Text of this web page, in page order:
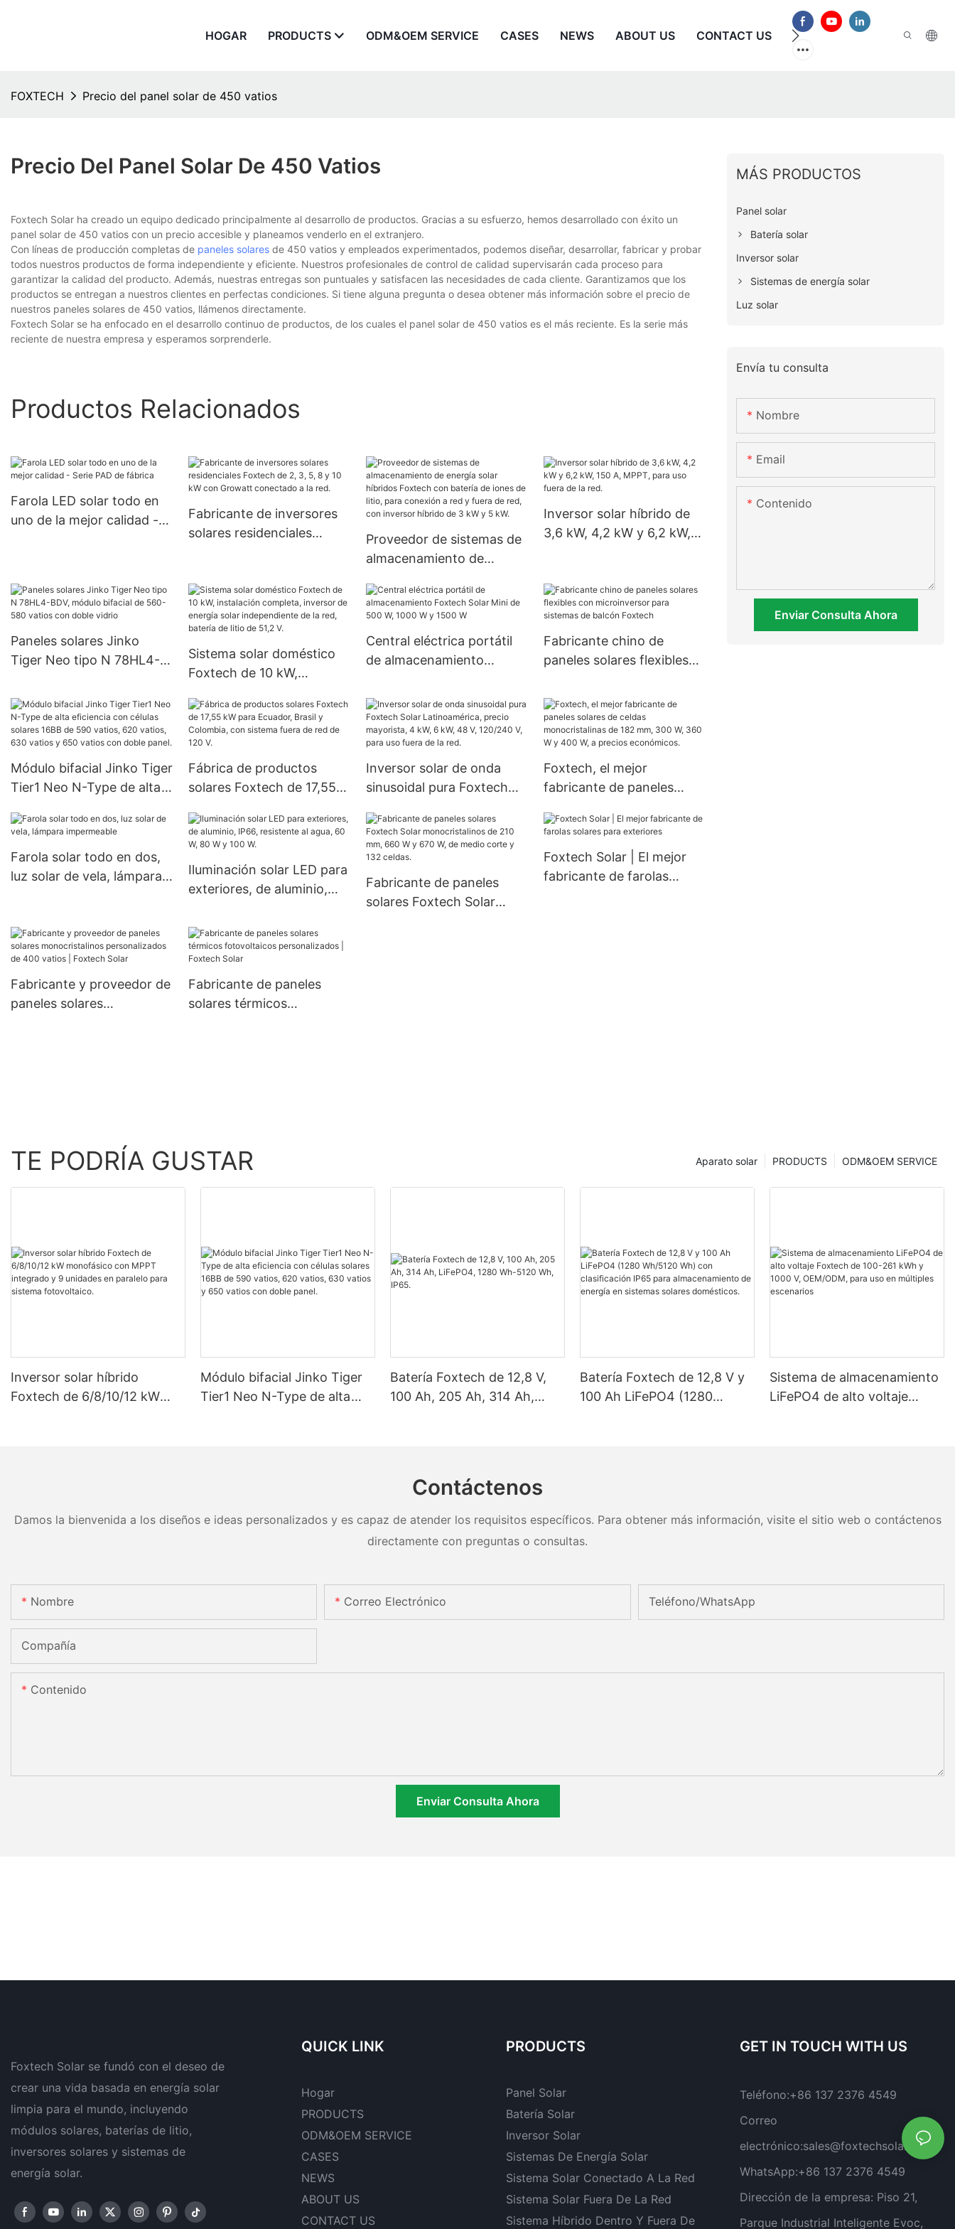
HOGAR PRODUCTS ODM&OEM SERVICE CASES NEWS ABOUT US CONTACT US PREGUNTAS FRECUENTES
FOXTECH Precio del panel solar de 450 vatios
Precio Del Panel Solar De 450 Vatios
Foxtech Solar ha creado un equipo dedicado principalmente al desarrollo de productos. Gracias a su esfuerzo, hemos desarrollado con éxito un
panel solar de 450 vatios con un precio accesible y planeamos venderlo en el extranjero.
Con líneas de producción completas de paneles solares de 450 vatios y empleados experimentados, podemos diseñar, desarrollar, fabricar y probar
todos nuestros productos de forma independiente y eficiente. Nuestros profesionales de control de calidad supervisarán cada proceso para
garantizar la calidad del producto. Además, nuestras entregas son puntuales y satisfacen las necesidades de cada cliente. Garantizamos que los
productos se entregan a nuestros clientes en perfectas condiciones. Si tiene alguna pregunta o desea obtener más información sobre el precio de
nuestros paneles solares de 450 vatios, llámenos directamente.
Foxtech Solar se ha enfocado en el desarrollo continuo de productos, de los cuales el panel solar de 450 vatios es el más reciente. Es la serie más
reciente de nuestra empresa y esperamos sorprenderle.
Productos Relacionados
Farola LED solar todo en
uno de la mejor calidad -
Fabricante de inversores
solares residenciales
conectado a la red.
Proveedor de sistemas de
almacenamiento de
Foxtech con batería de
iones de litio, para
conexión a red y fuera de
red, con inversor híbrido
Inversor solar híbrido de
3,6 kW, 4,2 kW y 6,2 kW,
Paneles solares Jinko
Tiger Neo tipo N 78HL4-
560-580 vatios con doble
vidrio
Sistema solar doméstico
Foxtech de 10 kW,
inversor de energía solar
independiente de la red,
batería de litio de 51,2 V.
Central eléctrica portátil
de almacenamiento
W, 1000 W y 1500 W
Fabricante chino de
paneles solares flexibles
sistemas de balcón
Foxtech
Módulo bifacial Jinko Tiger
Tier1 Neo N-Type de alta
solares 16BB de 590
vatios y 650 vatios con
doble panel.
Fábrica de productos
solares Foxtech de 17,55
Colombia, con sistema
fuera de red de 120 V.
Inversor solar de onda
sinusoidal pura Foxtech
precio mayorista, 4 kW, 6
kW, 48 V, 120/240 V, para
uso fuera de la red.
Foxtech, el mejor
fabricante de paneles
monocristalinas de 182
W, a precios económicos.
Farola solar todo en dos,
luz solar de vela, lámpara
Iluminación solar LED para
exteriores, de aluminio,
W, 80 W y 100 W.
Fabricante de paneles
solares Foxtech Solar
Foxtech Solar | El mejor
fabricante de farolas
Fabricante y proveedor de
paneles solares
Fabricante de paneles
solares térmicos
MÁS PRODUCTOS
Panel solar
Batería solar
Inversor solar
Sistemas de energía solar
Luz solar
Envía tu consulta
Nombre
Email
Contenido
Enviar Consulta Ahora
TE PODRÍA GUSTAR ODM&OEM SERVICE
PRODUCTS
Aparato solar
Inversor solar híbrido
Foxtech de 6/8/10/12 kW
Módulo bifacial Jinko Tiger
Tier1 Neo N-Type de alta
Batería Foxtech de 12,8 V,
100 Ah, 205 Ah, 314 Ah,
Batería Foxtech de 12,8 V y
100 Ah LiFePO4 (1280
Sistema de almacenamiento
LiFePO4 de alto voltaje
Contáctenos
Damos la bienvenida a los diseños e ideas personalizados y es capaz de atender los requisitos específicos. Para obtener más información, visite el sitio web o contáctenos
directamente con preguntas o consultas.
Nombre Correo Electrónico Teléfono/WhatsApp
Compañía
Contenido
Enviar Consulta Ahora
Foxtech Solar se fundó con el deseo de
crear una vida basada en energía solar
limpia para el mundo, incluyendo
módulos solares, baterías de litio,
inversores solares y sistemas de
energía solar.
QUICK LINK
Hogar
PRODUCTS
ODM&OEM SERVICE
CASES
NEWS
ABOUT US
CONTACT US
PRODUCTS
Panel Solar
Batería Solar
Inversor Solar
Sistemas De Energía Solar
Sistema Solar Conectado A La Red
Sistema Solar Fuera De La Red
Sistema Híbrido Dentro Y Fuera De
GET IN TOUCH WITH US
Teléfono:+86 137 2376 4549
Correo
electrónico:sales@foxtechsolar.com
WhatsApp:+86 137 2376 4549
Dirección de la empresa: Piso 21,
Parque Industrial Inteligente Evoc,